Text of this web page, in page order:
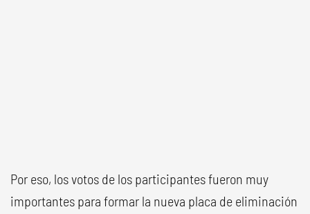
Por eso, los votos de los participantes fueron muy
importantes para formar la nueva placa de eliminación